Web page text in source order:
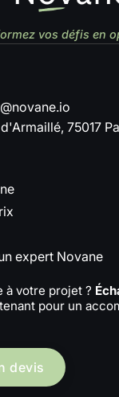
vos défis en
75017
expert Novane
à votre projet ?
pour un
devis